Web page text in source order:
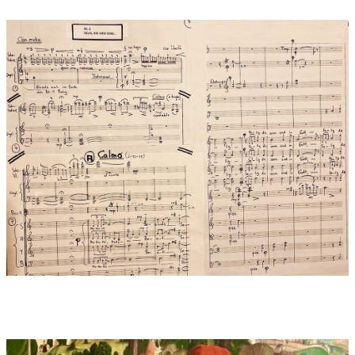
von Status oder Macht. Selbsternannte Privilegierte, Gelehrte
und Reiche werden kritisiert und das „Kind“ (als Bedingung für
ein spirituelles Weiterkommen (Metapher: „ins Himmelreich“)
zum Vorbild erhoben.
Widmung:Benedikt Celler (Domkantor) herzlich gewidmet
Anmerkungen:Auftragskomposition durch die Dommusik
München zum Jubiläum, das in 2024 gefeiert wird: vor 1300
Jahren kam der Bischof und Wanderprediger und gründete
Freising als Bischofsitz. Um diese Zeitspanne klangsinnlich-
musikalisch einzufangen, gibt es die Besonderheit, dass Ingolf
Turban bei dieser Premiere erstmals auf seiner 'neuen' Violine
spielen wird, die aus 50.000 Jahre altem Kauri-Holz vom
Geigenbaumeister Martin Schleske für ihn gebaut wurde. Der
Geigenton ist magisch: am 23. und 24. November 2024
verzauberte er den voll besetzten Münchner Frauendom,
schwebte über den hundert Musikern und blieb den Mensch
noch Tagelang in verzaubernder Erinnerung. ZEITLOSE
EWIGKEIT der "Seligpreisungen" verkörpert in einem
Uraufführung Interpreten:Uraufführung am 23. und 24.